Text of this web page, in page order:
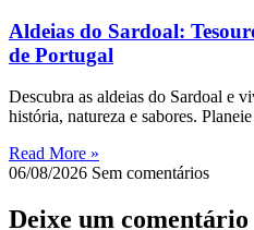
Aldeias do Sardoal:
de Portugal
Descubra as aldeias do Sardoal e
história, natureza e sabores.
Read More »
06/08/2026 Sem comentários
Deixe um comentário